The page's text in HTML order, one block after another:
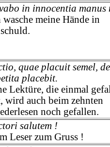
in innocentia manus
wasche meine Hände in
quae placuit semel,
placebit.
Lektüre, die einmal
wird auch beim zehnten
noch gefallen.
salutem !
Leser zum Gruss !